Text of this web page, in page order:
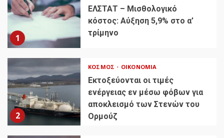
1
ΕΛΣΤΑΤ – Μισθολογικό
κόστος: Αύξηση 5,9% στο α’
τρίμηνο
2
ΚΌΣΜΟΣ ΟΙΚΟΝΟΜΊΑ
Εκτοξεύονται οι τιμές
ενέργειας εν μέσω φόβων για
αποκλεισμό των Στενών του
Ορμούζ